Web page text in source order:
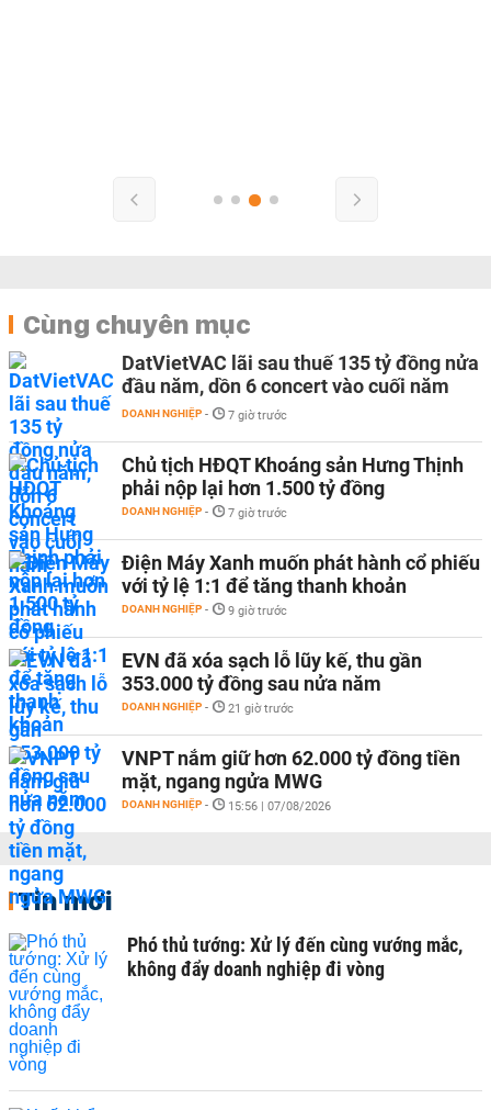
Cùng chuyên mục
DatVietVAC lãi sau thuế 135 tỷ đồng nửa
đầu năm, dồn 6 concert vào cuối năm
DOANH NGHIỆP - 7 giờ trước
Chủ tịch HĐQT Khoáng sản Hưng Thịnh
phải nộp lại hơn 1.500 tỷ đồng
DOANH NGHIỆP - 7 giờ trước
Điện Máy Xanh muốn phát hành cổ phiếu
với tỷ lệ 1:1 để tăng thanh khoản
DOANH NGHIỆP - 9 giờ trước
EVN đã xóa sạch lỗ lũy kế, thu gần
353.000 tỷ đồng sau nửa năm
DOANH NGHIỆP - 21 giờ trước
VNPT nắm giữ hơn 62.000 tỷ đồng tiền
mặt, ngang ngửa MWG
DOANH NGHIỆP - 15:56 | 07/08/2026
Tin mới
Phó thủ tướng: Xử lý đến cùng vướng mắc,
không đẩy doanh nghiệp đi vòng